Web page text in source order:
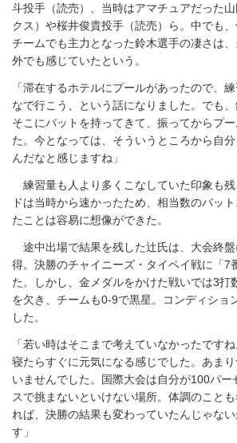
斗投手（読売）、当時はアマチュアだった
クス）や桜井俊貴投手（読売）ら。中でも
チームでも主力となった鈴木選手の凄さは
外でも感じていたという。
「滞在するホテルにプールがあったので、
なで行こう、という話になりました。でも
そこにバットを持ってきて、振ってからプ
た。今となっては、そういうところから自
んだなと感じますね」
練習量も人より多くこなしていた印象も
ドは当時から速かったため、相当数のバッ
たことは容易に想像ができた。
途中出場で結果を残した辻氏は、大会終
得。決勝のチャイニーズ・タイペイ戦に「7
た。しかし、金メダルをかけた戦いでは3打
を欠き、チームも0-9で黒星。コンディショ
した。
「若い時はそこまで考えていなかったです
寝たらすぐに元気になる感じでした。あま
いませんでした。国際大会は自分が100パー
スで挑まないといけない場所。体調のこと
れば、決勝の結果も変わっていたんじゃな
す」